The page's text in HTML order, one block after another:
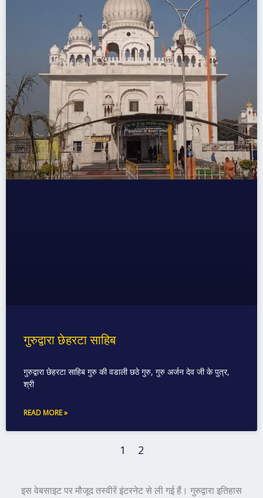
गुरुद्वारा छेहरटा साहिब
गुरुद्वारा छेहरटा साहिब गुरु की वडाली छठे गुरु, गुरु अर्जन देव जी के पुत्र,
श्री
READ MORE »
1 2
इस वेबसाइट पर मौजूद तस्वीरें इंटरनेट से ली गई हैं। गुरुद्वारा इतिहास